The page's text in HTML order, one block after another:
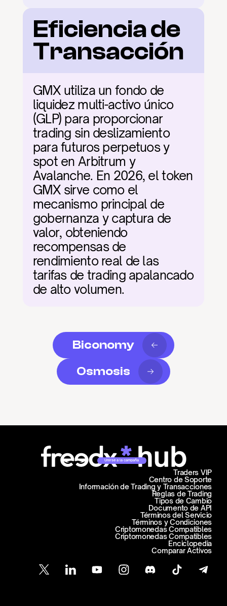
Eficiencia de
Transacción
GMX utiliza un fondo de
liquidez multi-activo único
(GLP) para proporcionar
trading sin deslizamiento
para futuros perpetuos y
spot en Arbitrum y
Avalanche. En 2026, el token
GMX sirve como el
mecanismo principal de
gobernanza y captura de
valor, obteniendo
recompensas de
rendimiento real de las
tarifas de trading apalancado
de alto volumen.
Biconomy
Osmosis
Unirse a la campaña
Centro de Soporte
Información de Trading y Transacciones
Traders VIP
Reglas de Trading
Tipos de Cambio
Documento de API
Términos del Servicio
Términos y Condiciones
Criptomonedas Compatibles
Criptomonedas Compatibles
Enciclopedia
Comparar Activos